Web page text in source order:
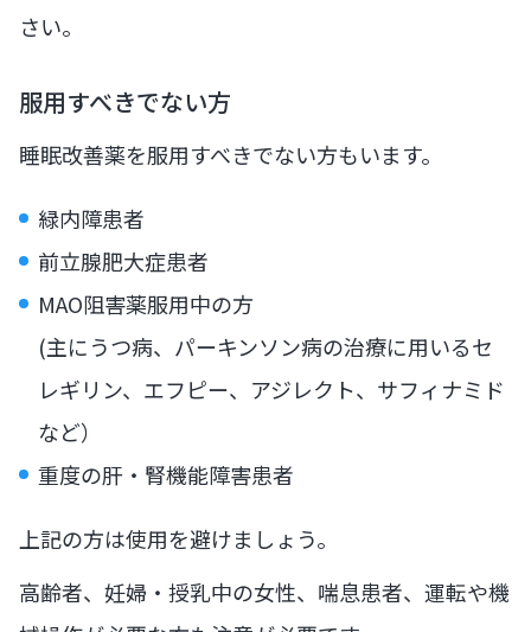
さい。
服用すべきでない方
睡眠改善薬を服用すべきでない方もいます。
緑内障患者
前立腺肥大症患者
MAO阻害薬服用中の方
(主にうつ病、パーキンソン病の治療に用いるセ
レギリン、エフピー、アジレクト、サフィナミド
など）
重度の肝・腎機能障害患者
上記の方は使用を避けましょう。
高齢者、妊婦・授乳中の女性、喘息患者、運転や機